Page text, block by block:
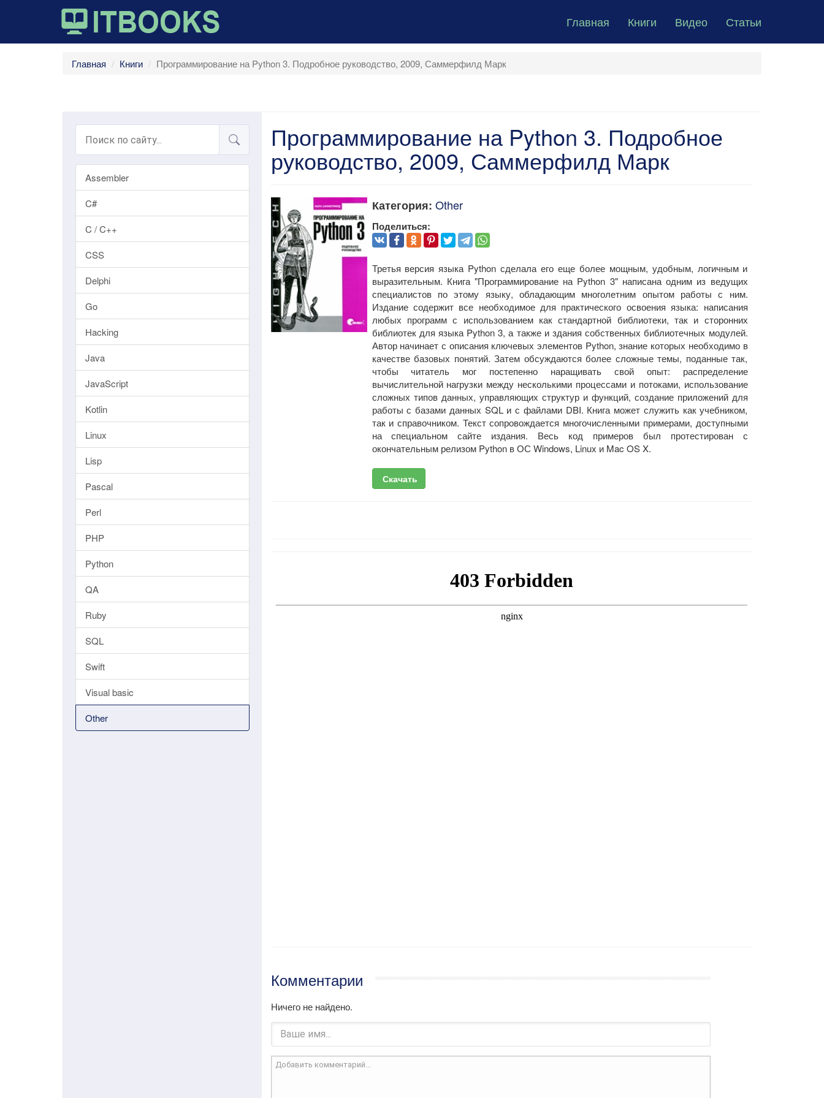
Главная Книги Видео Статьи
Главная Книги Программирование на Python 3. Подробное руководство, 2009, Саммерфилд Марк
Assembler
C#
C / C++
CSS
Delphi
Go
Hacking
Java
JavaScript
Kotlin
Linux
Lisp
Pascal
Perl
PHP
Python
QA
Ruby
SQL
Swift
Visual basic
Other
Программирование на Python 3. Подробное
руководство, 2009, Саммерфилд Марк
Категория: Other
Поделиться:
Третья версия языка Python сделала его еще более мощным, удобным, логичным и
выразительным. Книга "Программирование на Python 3" написана одним из ведущих
специалистов по этому языку, обладающим многолетним опытом работы с ним.
Издание содержит все необходимое для практического освоения языка: написания
любых программ с использованием как стандартной библиотеки, так и сторонних
библиотек для языка Python 3, а также и здания собственных библиотечных модулей.
Автор начинает с описания ключевых элементов Python, знание которых необходимо в
качестве базовых понятий. Затем обсуждаются более сложные темы, поданные так,
чтобы читатель мог постепенно наращивать свой опыт: распределение
вычислительной нагрузки между несколькими процессами и потоками, использование
сложных типов данных, управляющих структур и функций, создание приложений для
работы с базами данных SQL и с файлами DBI. Книга может служить как учебником,
так и справочником. Текст сопровождается многочисленными примерами, доступными
на специальном сайте издания. Весь код примеров был протестирован с
окончательным релизом Python в ОС Windows, Linux и Mac OS X.
Скачать
Комментарии
Ничего не найдено.